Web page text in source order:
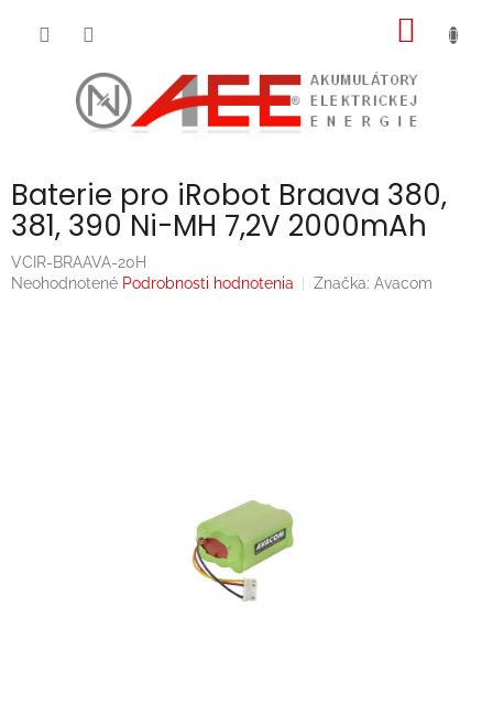
Baterie pro iRobot Braava 380,
381, 390 Ni-MH 7,2V 2000mAh
VCIR-BRAAVA-20H
Priemerné
Neohodnotené Podrobnosti hodnotenia Značka: Avacom